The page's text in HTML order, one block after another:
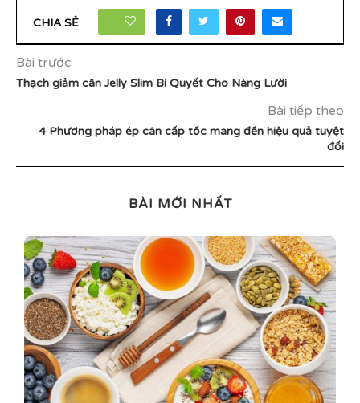
CHIA SẺ
Bài trước
Thạch giảm cân Jelly Slim Bí Quyết Cho Nàng Lười
Bài tiếp theo
4 Phương pháp ép cân cấp tốc mang đến hiệu quả tuyệt
đối
BÀI MỚI NHẤT